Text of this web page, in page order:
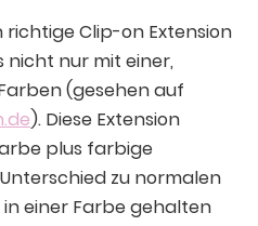
Clip-on Extension
nicht nur mit einer,
(gesehen auf
). Diese Extension
plus farbige
zu normalen
einer Farbe gehalten